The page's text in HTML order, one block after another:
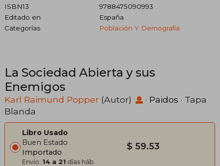
ISBN13
9788475090993
Editado en
España
Categorías
Población Y Demografía
La Sociedad Abierta y sus
Enemigos
Karl Raimund Popper (Autor) · Paidos · Tapa
Blanda
Libro Usado
Buen Estado
Importado
Envío: 14 a 21 días háb.
$ 59.53